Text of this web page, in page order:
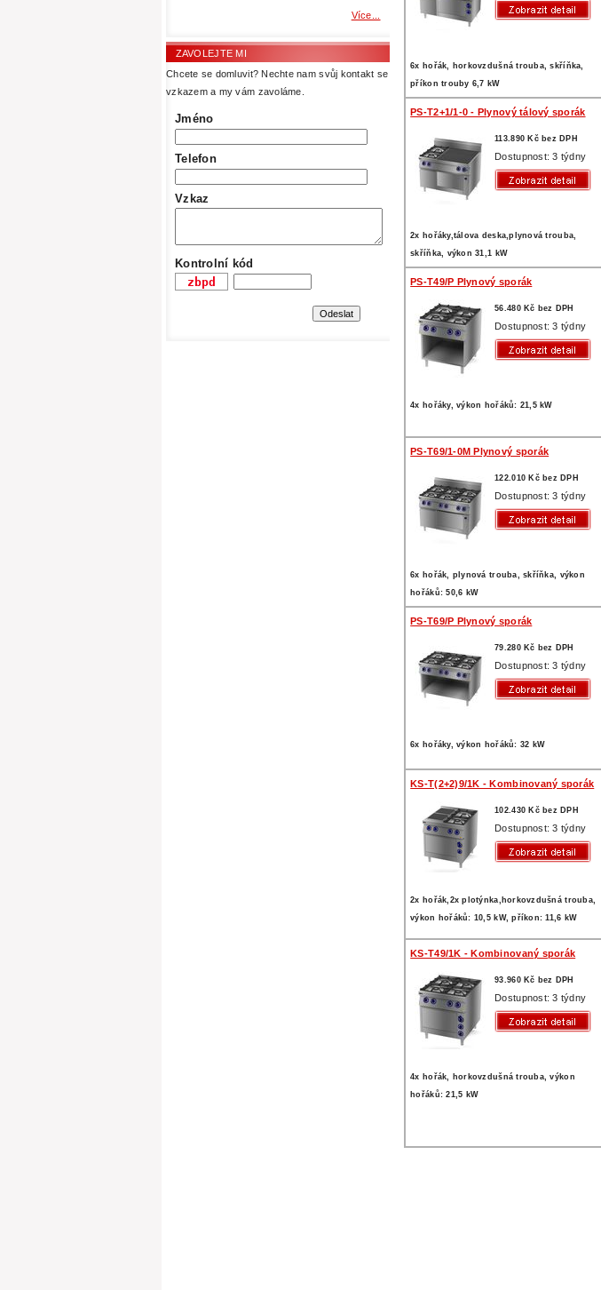
Více...
ZAVOLEJTE MI
Chcete se domluvit? Nechte nam svůj kontakt se
vzkazem a my vám zavoláme.
Jméno
Telefon
Vzkaz
Kontrolní kód
6x hořák, horkovzdušná trouba, skříňka,
příkon trouby 6,7 kW
PS-T2+1/1-0 - Plynový tálový sporák
113.890 Kč bez DPH
Dostupnost: 3 týdny
2x hořáky,tálova deska,plynová trouba,
skříňka, výkon 31,1 kW
PS-T49/P Plynový sporák
56.480 Kč bez DPH
Dostupnost: 3 týdny
4x hořáky, výkon hořáků: 21,5 kW
PS-T69/1-0M Plynový sporák
122.010 Kč bez DPH
Dostupnost: 3 týdny
6x hořák, plynová trouba, skříňka, výkon
hořáků: 50,6 kW
PS-T69/P Plynový sporák
79.280 Kč bez DPH
Dostupnost: 3 týdny
6x hořáky, výkon hořáků: 32 kW
KS-T(2+2)9/1K - Kombinovaný sporák
102.430 Kč bez DPH
Dostupnost: 3 týdny
2x hořák,2x plotýnka,horkovzdušná trouba,
výkon hořáků: 10,5 kW, příkon: 11,6 kW
KS-T49/1K - Kombinovaný sporák
93.960 Kč bez DPH
Dostupnost: 3 týdny
4x hořák, horkovzdušná trouba, výkon
hořáků: 21,5 kW